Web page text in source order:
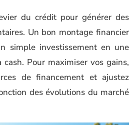
du crédit pour générer des
Un bon montage financier
simple investissement en une
Pour maximiser vos gains,
de financement et ajustez
des évolutions du marché